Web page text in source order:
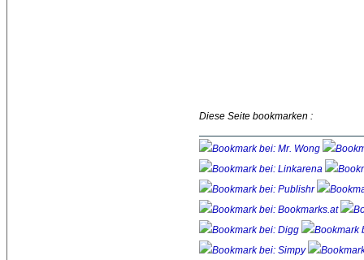
Diese Seite bookmarken :